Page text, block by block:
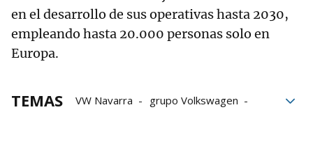
en el desarrollo de sus operativas hasta 2030,
empleando hasta 20.000 personas solo en
Europa.
TEMAS VW Navarra
grupo Volkswagen